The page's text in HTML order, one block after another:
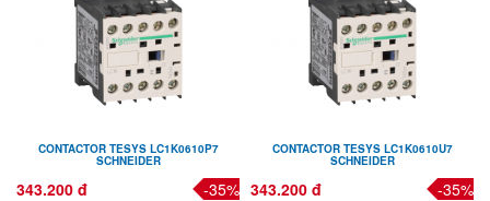
CONTACTOR TESYS LC1K0610P7
SCHNEIDER
343.200 đ -35%
CONTACTOR TESYS LC1K0610U7
SCHNEIDER
343.200 đ -35%